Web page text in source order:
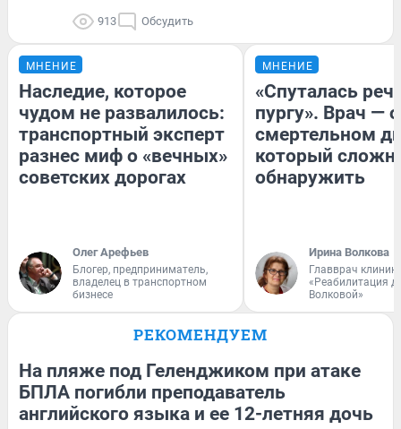
913 Обсудить
МНЕНИЕ
Наследие, которое
чудом не развалилось:
транспортный эксперт
разнес миф о «вечных»
советских дорогах
Олег Арефьев
Блогер, предприниматель,
владелец в транспортном
бизнесе
МНЕНИЕ
«Спуталась
пургу». Врач — о
смертельном
который
обнаружить
Ирина Волкова
Главврач
«Реабилитация
Волковой»
РЕКОМЕНДУЕМ
На пляже под Геленджиком при атаке
БПЛА погибли преподаватель
английского языка и ее 12-летняя дочь